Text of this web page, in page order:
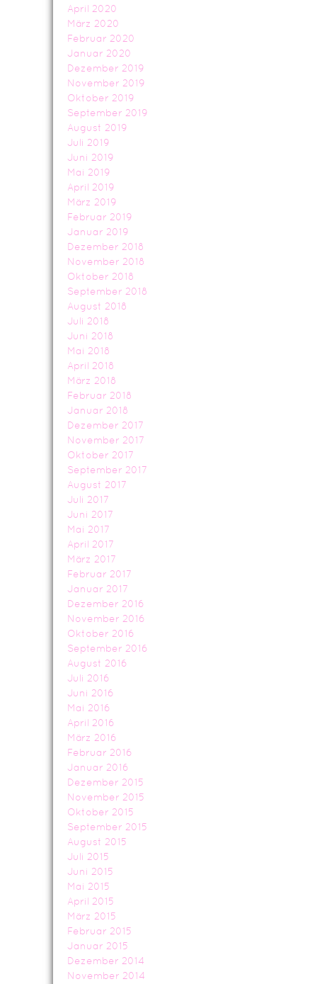
April 2020
März 2020
Februar 2020
Januar 2020
Dezember 2019
November 2019
Oktober 2019
September 2019
August 2019
Juli 2019
Juni 2019
Mai 2019
April 2019
März 2019
Februar 2019
Januar 2019
Dezember 2018
November 2018
Oktober 2018
September 2018
August 2018
Juli 2018
Juni 2018
Mai 2018
April 2018
März 2018
Februar 2018
Januar 2018
Dezember 2017
November 2017
Oktober 2017
September 2017
August 2017
Juli 2017
Juni 2017
Mai 2017
April 2017
März 2017
Februar 2017
Januar 2017
Dezember 2016
November 2016
Oktober 2016
September 2016
August 2016
Juli 2016
Juni 2016
Mai 2016
April 2016
März 2016
Februar 2016
Januar 2016
Dezember 2015
November 2015
Oktober 2015
September 2015
August 2015
Juli 2015
Juni 2015
Mai 2015
April 2015
März 2015
Februar 2015
Januar 2015
Dezember 2014
November 2014